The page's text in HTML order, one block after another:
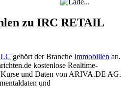
zu IRC RETAIL
gehört der Branche Immobilien an.
kostenlose Realtime-
und Daten von ARIVA.DE AG.
und